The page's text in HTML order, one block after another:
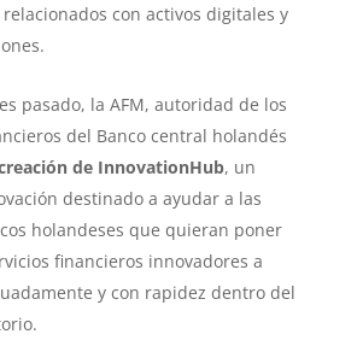
con activos digitales y
pasado, la AFM, autoridad de los
del Banco central holandés
de InnovationHub, un
destinado a ayudar a las
holandeses que quieran poner
financieros innovadores a
y con rapidez dentro del